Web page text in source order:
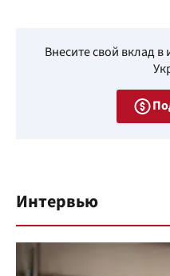
Внесите свой вклад
Интервью